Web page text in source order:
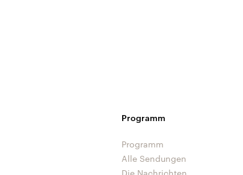
Programm
Programm
Alle Sendungen
Die Nachrichten